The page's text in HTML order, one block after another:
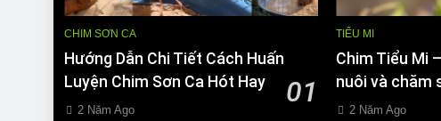
CHIM SƠN CA
Hướng Dẫn Chi Tiết Cách Huấn
Luyện Chim Sơn Ca Hót Hay
01
2 Năm Ago
TIỂU MI
Chim Tiểu Mi
nuôi và chăm
2 Năm Ago